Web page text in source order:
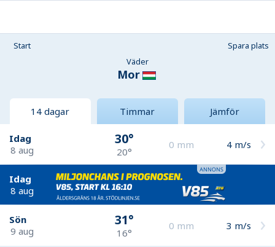
Start
Spara plats
Väder
Mor
14 dagar Timmar Jämför
Idag
8 aug
30°
20°
0 mm 4 m/s
Idag
8 aug
Sön
9 aug
31°
16°
0 mm 3 m/s